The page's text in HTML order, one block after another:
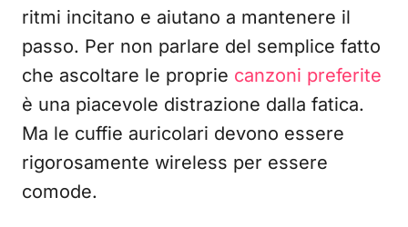
ritmi incitano e aiutano a mantenere il
passo. Per non parlare del semplice fatto
che ascoltare le proprie canzoni preferite
è una piacevole distrazione dalla fatica.
Ma le cuffie auricolari devono essere
rigorosamente wireless per essere
comode.